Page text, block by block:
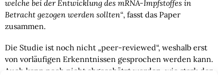
welche bei der Entwicklung des mRNA-Impfstoffes in
Betracht gezogen werden sollten“, fasst das Paper
zusammen.
Die Studie ist noch nicht „peer-reviewed“, weshalb erst
von vorläufigen Erkenntnissen gesprochen werden kann.
Auch kann noch nicht abgeschätzt werden, wie stark der